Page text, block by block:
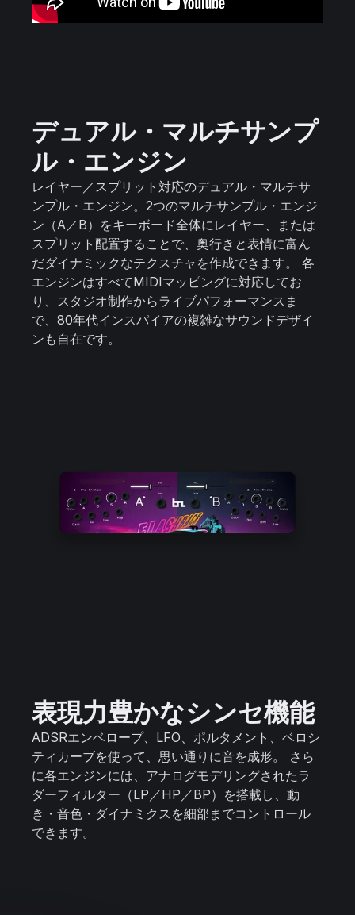
デュアル・マルチサンプ
ル・エンジン
レイヤー／スプリット対応のデュアル・マルチサ
ンプル・エンジン。2つのマルチサンプル・エンジ
ン（A／B）をキーボード全体にレイヤー、または
スプリット配置することで、奥行きと表情に富ん
だダイナミックなテクスチャを作成できます。 各
エンジンはすべてMIDIマッピングに対応してお
り、スタジオ制作からライブパフォーマンスま
で、80年代インスパイアの複雑なサウンドデザイ
ンも自在です。
表現力豊かなシンセ機能
ADSRエンベロープ、LFO、ポルタメント、ベロシ
ティカーブを使って、思い通りに音を成形。 さら
に各エンジンには、アナログモデリングされたラ
ダーフィルター（LP／HP／BP）を搭載し、動
き・音色・ダイナミクスを細部までコントロール
できます。